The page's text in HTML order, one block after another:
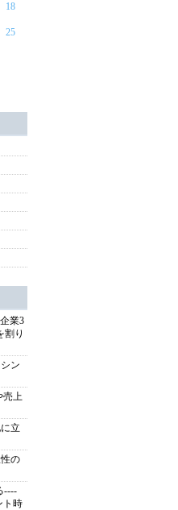
18
25
業3
割り
ン
売上
立
の
----
ト時